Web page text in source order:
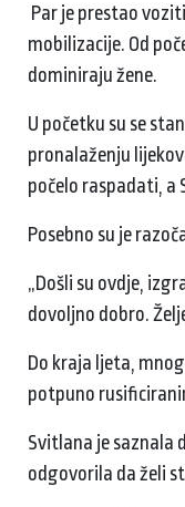
Par je prestao
mobilizacije. Od
dominiraju žene.
U početku su se
pronalaženju
počelo raspadati, a
Posebno su je
„Došli su ovdje,
dovoljno dobro.
Do kraja ljeta,
potpuno
Svitlana je saznala
odgovorila da želi